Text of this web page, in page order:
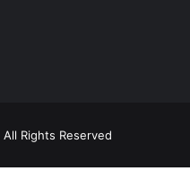
All Rights Reserved